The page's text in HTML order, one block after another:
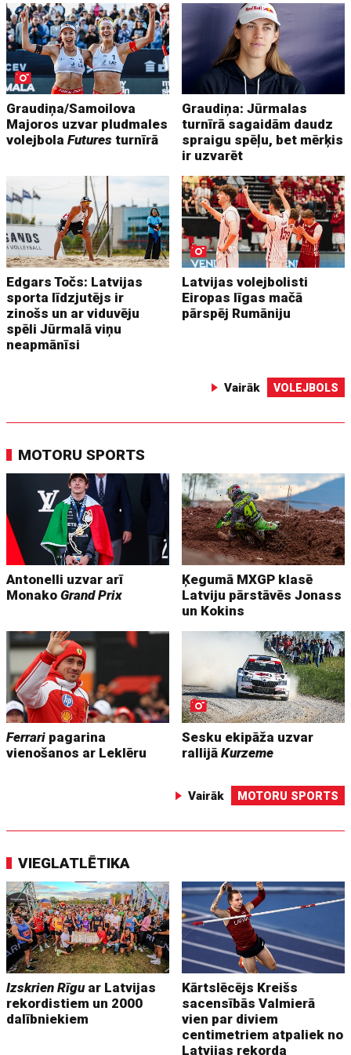
Graudiņa/Samoilova
Majoros uzvar pludmales
volejbolaFutures turnīrā
Graudiņa: Jūrmalas
turnīrā sagaidām daudz
spraigu spēļu, bet mērķis
ir uzvarēt
Edgars Točs: Latvijas
sporta līdzjutējs ir
zinošs un ar viduvēju
spēli Jūrmalā viņu
neapmānīsi
Latvijas volejbolisti
Eiropas līgas mačā
pārspēj Rumāniju
Vairāk VOLEJBOLS
MOTORU SPORTS
Antonelli uzvar arī
MonakoGrand Prix
Ķegumā MXGP klasē
Latviju pārstāvēs Jonass
un Kokins
Ferrari pagarina
vienošanos ar Leklēru
Sesku ekipāža uzvar
rallijāKurzeme
Vairāk MOTORU SPORTS
VIEGLATLĒTIKA
Izskrien Rīguar Latvijas
rekordistiem un 2000
dalībniekiem
Kārtslēcējs Kreišs
sacensībās Valmierā
vien par diviem
centimetriem atpaliek no
Latvijas rekorda